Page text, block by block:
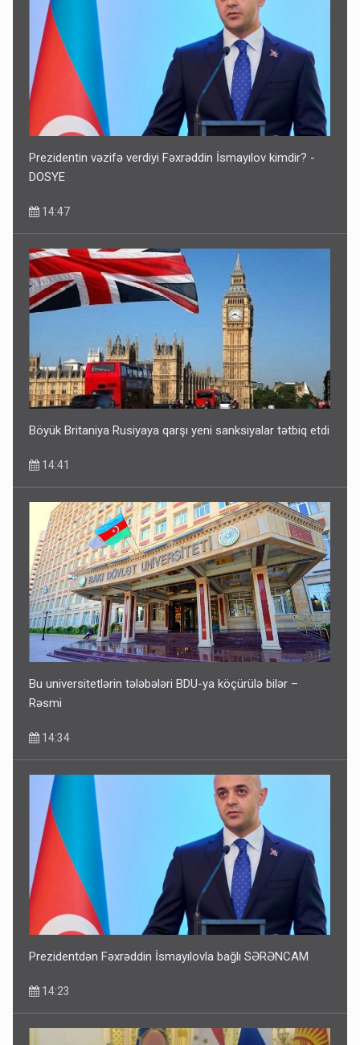
Prezidentin vəzifə verdiyi Fəxrəddin İsmayılov kimdir? -
DOSYE
14:47
Böyük Britaniya Rusiyaya qarşı yeni sanksiyalar tətbiq etdi
14:41
Bu universitetlərin tələbələri BDU-ya köçürülə bilər –
Rəsmi
14:34
Prezidentdən Fəxrəddin İsmayılovla bağlı SƏRƏNCAM
14:23